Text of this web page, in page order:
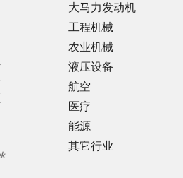
大马力发动机
工程机械
农业机械
液压设备
航空
医疗
能源
其它行业